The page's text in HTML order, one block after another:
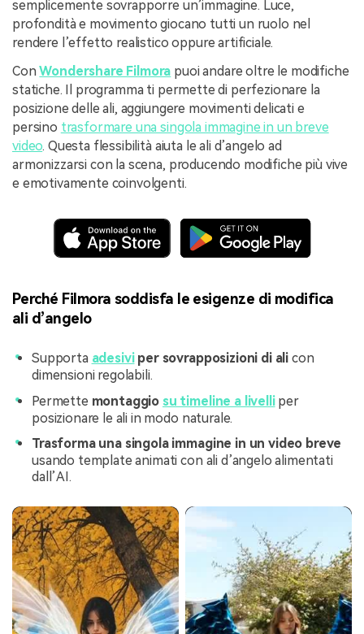
semplicemente sovrapporre un’immagine. Luce,
profondità e movimento giocano tutti un ruolo nel
rendere l’effetto realistico oppure artificiale.
ConWondershare Filmora puoi andare oltre le modifiche
statiche. Il programma ti permette di perfezionare la
posizione delle ali, aggiungere movimenti delicati e
persino trasformare una singola immagine in un breve
video. Questa flessibilità aiuta le ali d’angelo ad
armonizzarsi con la scena, producendo modifiche più vive
e emotivamente coinvolgenti.
Perché Filmora soddisfa le esigenze di modifica
ali d’angelo
Supporta adesiviper sovrapposizioni di ali con
dimensioni regolabili.
Permette montaggio su timeline a livelliper
posizionare le ali in modo naturale.
Trasforma una singola immagine in un video breve
usando template animati con ali d’angelo alimentati
dall’AI.